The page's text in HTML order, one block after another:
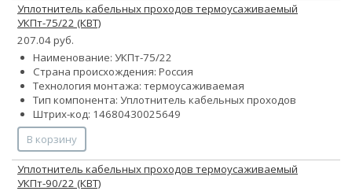
Уплотнитель кабельных проходов термоусаживаемый
УКПт-75/22 (КВТ)
207.04 руб.
Наименование: УКПт-75/22
Страна происхождения: Россия
Технология монтажа: термоусаживаемая
Тип компонента: Уплотнитель кабельных проходов
Штрих-код: 14680430025649
В корзину
Уплотнитель кабельных проходов термоусаживаемый
УКПт-90/22 (КВТ)